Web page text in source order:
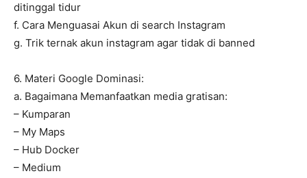
ditinggal tidur
f. Cara Menguasai Akun di search Instagram
g. Trik ternak akun instagram agar tidak di banned
6. Materi Google Dominasi:
a. Bagaimana Memanfaatkan media gratisan:
– Kumparan
– My Maps
– Hub Docker
– Medium